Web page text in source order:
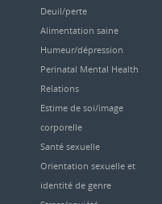
Deuil/perte
Alimentation saine
Humeur/dépression
Perinatal Mental Health
Relations
Estime de soi/image
corporelle
Santé sexuelle
Orientation sexuelle et
identité de genre